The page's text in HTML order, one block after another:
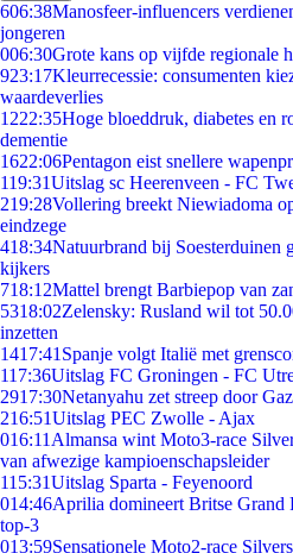
606:38Manosfeer-influencers
jongeren
006:30Grote kans op vijfde regionale
923:17Kleurrecessie: consumenten
waardeverlies
1222:35Hoge bloeddruk, diabetes en
dementie
1622:06Pentagon eist snellere
119:31Uitslag sc Heerenveen - FC
219:28Vollering breekt Niewiadoma
eindzege
418:34Natuurbrand bij Soesterduinen
kijkers
718:12Mattel brengt Barbiepop van
5318:02Zelensky: Rusland wil tot
inzetten
1417:41 Spanje volgt Italië met
117:36Uitslag FC Groningen - FC
2917:30Netanyahu zet streep door
216:51Uitslag PEC Zwolle - Ajax
016:11 Almansa wint Moto3-race
van afwezige kampioenschapsleider
115:31Uitslag Sparta - Feyenoord
014:46Aprilia domineert Britse Grand
top-3
013:59Sensationele Moto2-race